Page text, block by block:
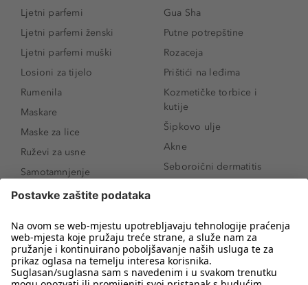
Ljetni parfemi
Ljetni parfemi ženski
Ljetni parfemi muški
Losioni za tijelo
Rumenila
Maskare
Maske za lice
Ruževi za usne
Samotamnjenje
Puderi
Proizvodi za obrve
Sunce i zaštita
Serumi za lice
Gua Sha
Putne potrepštine
Rozaceja
Prištići na leđima
Kozmetičke torbice i
kutije
Šipkovo ulje
Akne
Seboroični dermatitis
Novo
Koji mi parfem
odgovara?
Kako našminkati oči da